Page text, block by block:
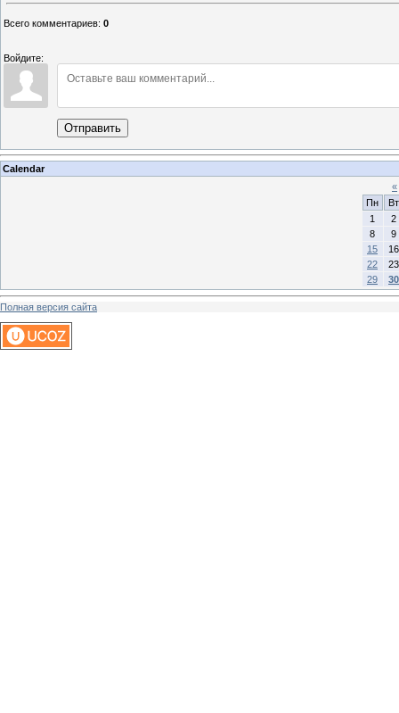
Всего комментариев: 0
Войдите:
Отправить
Calendar
«
Пн
Вт
1
2
8
9
15
16
22
23
29
30
Полная версия сайта